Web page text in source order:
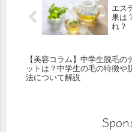
エス
果は
れ？
【美容コラム】中学生脱毛の
ットは？中学生の毛の特徴や
法について解説